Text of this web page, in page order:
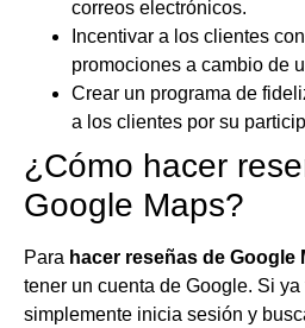
correos electrónicos.
Incentivar a los clientes
promociones a cambio de
Crear un programa de
a los clientes por su
¿Cómo hacer
Google Maps?
Para hacer reseñas de Google
tener un cuenta de Google. Si ya
simplemente inicia sesión y